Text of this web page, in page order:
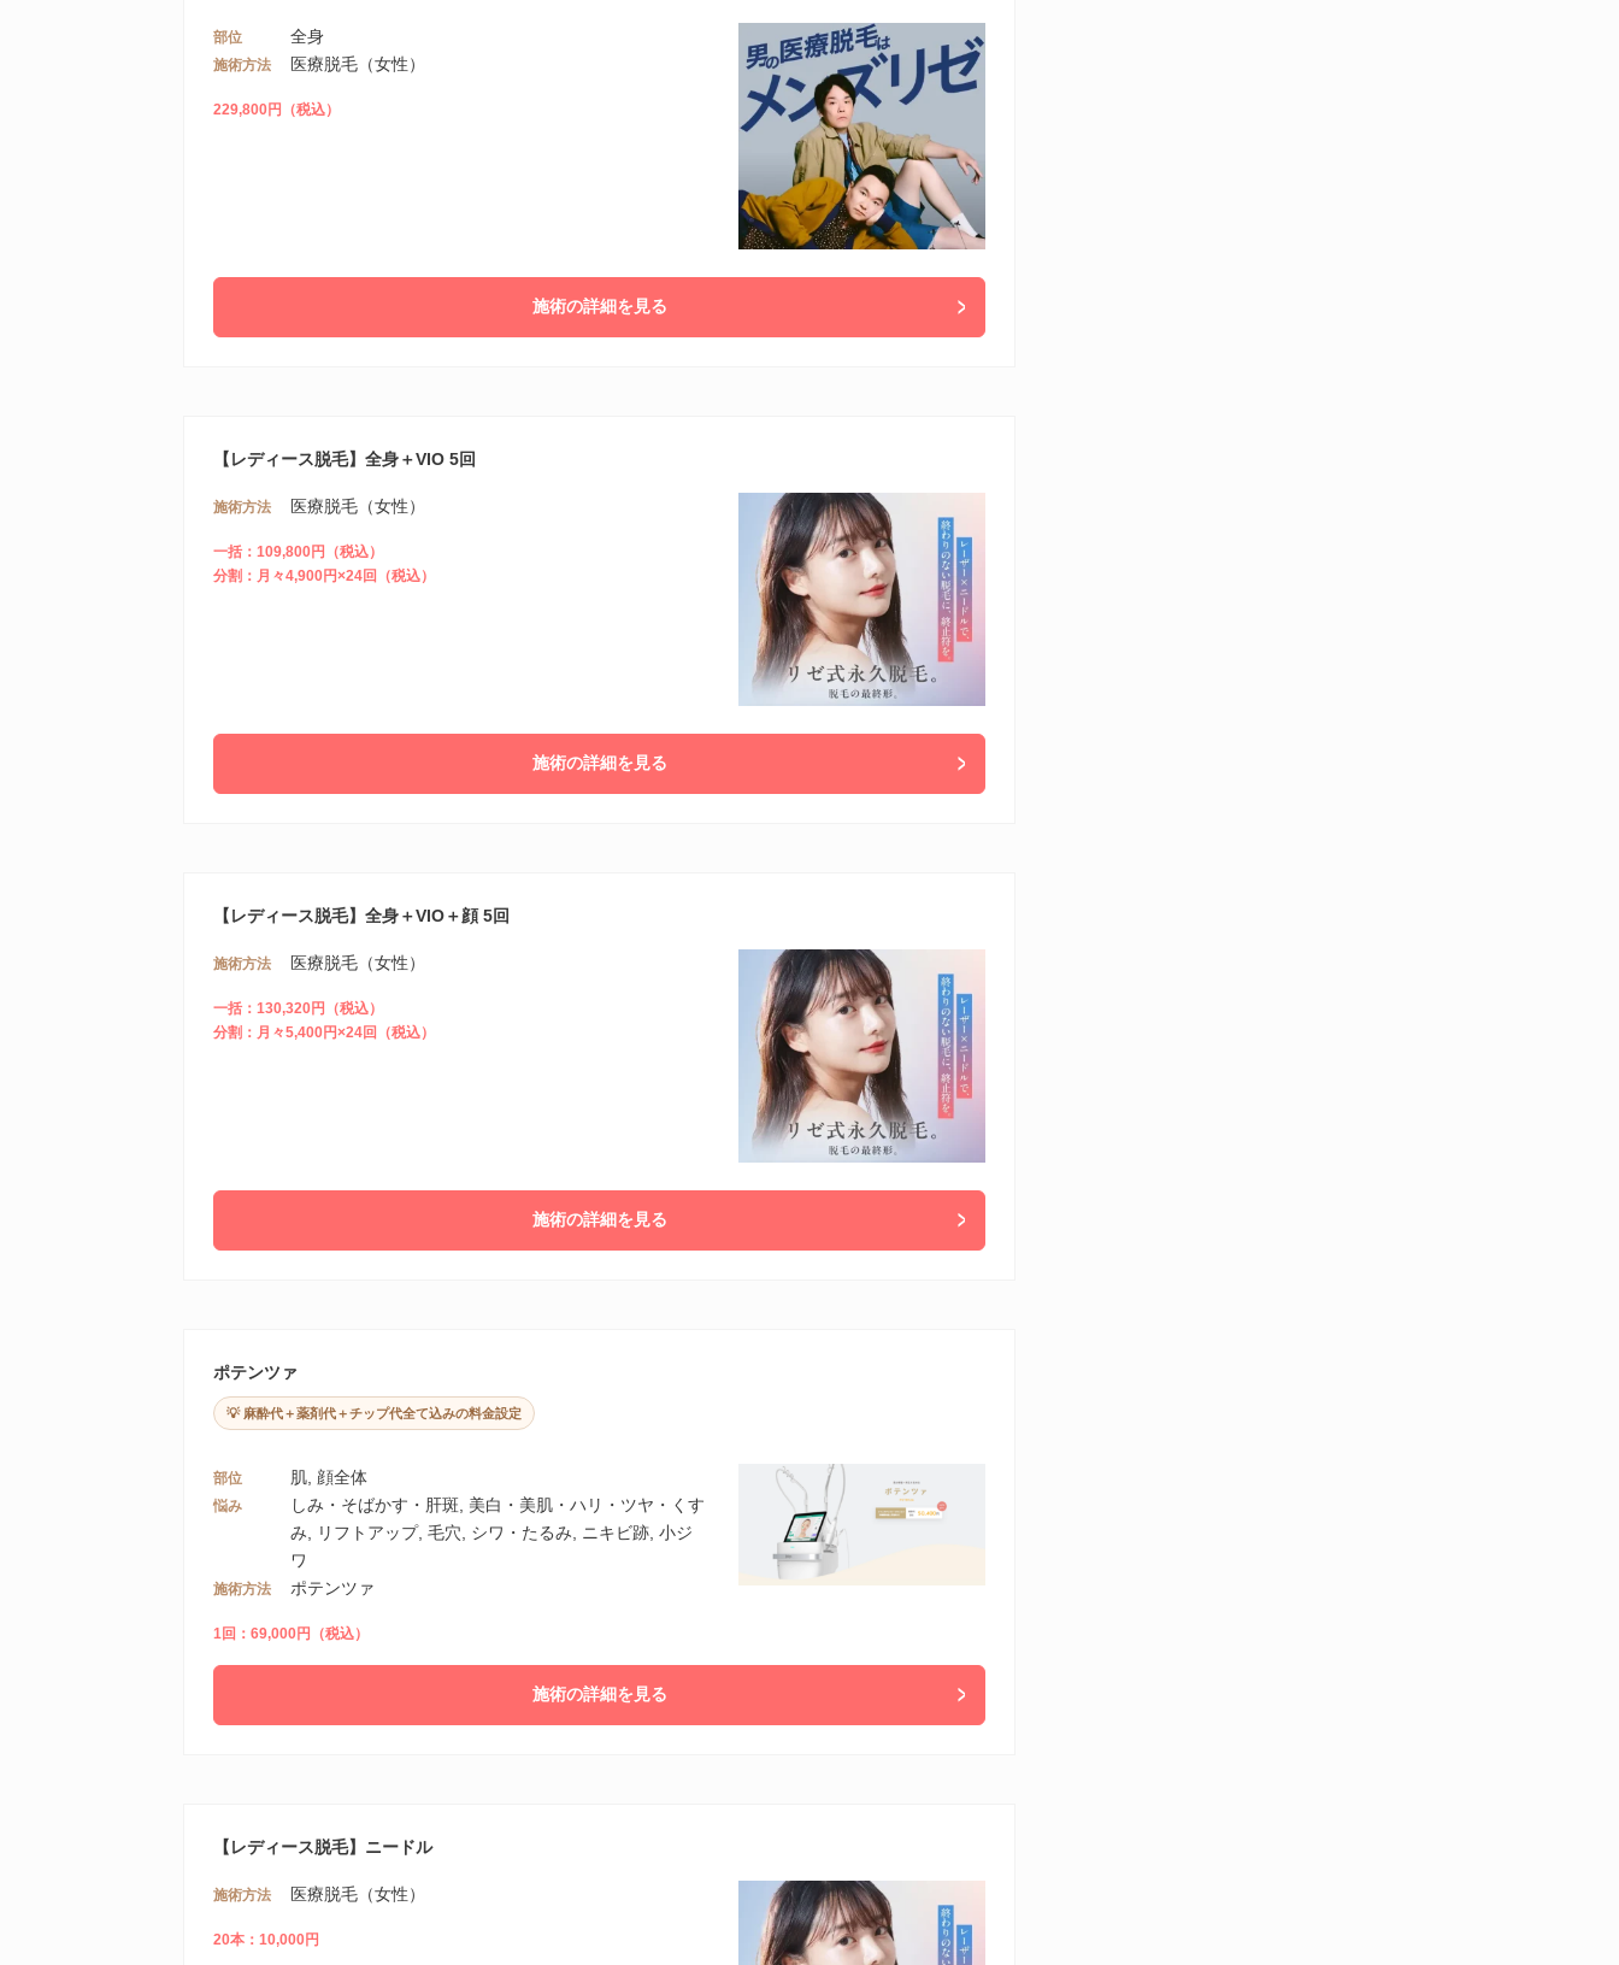
部位 全身
施術方法 医療脱毛（女性）
229,800円（税込）
施術の詳細を見る
【レディース脱毛】全身＋VIO 5回
施術方法 医療脱毛（女性）
一括：109,800円（税込）
分割：月々4,900円×24回（税込）
施術の詳細を見る
【レディース脱毛】全身＋VIO＋顔 5回
施術方法 医療脱毛（女性）
一括：130,320円（税込）
分割：月々5,400円×24回（税込）
施術の詳細を見る
ポテンツァ
💡 麻酔代＋薬剤代＋チップ代全て込みの料金設定
部位 肌, 顔全体
悩み
しみ・そばかす・肝斑, 美白・美肌・ハリ・ツヤ・くす
み, リフトアップ, 毛穴, シワ・たるみ, ニキビ跡, 小ジ
ワ
施術方法 ポテンツァ
1回：69,000円（税込）
施術の詳細を見る
【レディース脱毛】ニードル
施術方法 医療脱毛（女性）
20本：10,000円